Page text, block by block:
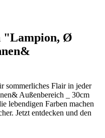
"Lampion, Ø
sommerliches Flair in jeder
Außenbereich _ 30cm
lebendigen Farben machen
Jetzt entdecken und den